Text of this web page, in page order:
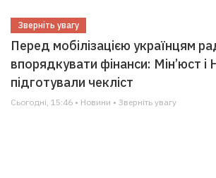
Зверніть увагу
Перед мобілізацією українцям
впорядкувати фінанси: Мін’юст і
підготували чекліст
Сьогодні, 15:46 • Новини • Зверніть увагу